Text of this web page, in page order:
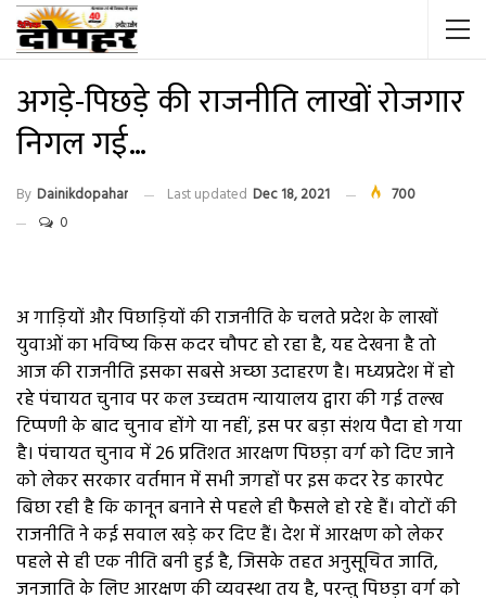
अगड़े-पिछड़े की राजनीति लाखों रोजगार
निगल गई…
By Dainikdopahar Last updated Dec 18, 2021
700
0
अ गाड़ियों और पिछाड़ियों की राजनीति के चलते प्रदेश के लाखों
युवाओं का भविष्य किस कदर चौपट हो रहा है, यह देखना है तो
आज की राजनीति इसका सबसे अच्छा उदाहरण है। मध्यप्रदेश में हो
रहे पंचायत चुनाव पर कल उच्चतम न्यायालय द्वारा की गई तल्ख
टिप्पणी के बाद चुनाव होंगे या नहीं, इस पर बड़ा संशय पैदा हो गया
है। पंचायत चुनाव में 26 प्रतिशत आरक्षण पिछड़ा वर्ग को दिए जाने
को लेकर सरकार वर्तमान में सभी जगहों पर इस कदर रेड कारपेट
बिछा रही है कि कानून बनाने से पहले ही फैसले हो रहे हैं। वोटों की
राजनीति ने कई सवाल खड़े कर दिए हैं। देश में आरक्षण को लेकर
पहले से ही एक नीति बनी हुई है, जिसके तहत अनुसूचित जाति,
जनजाति के लिए आरक्षण की व्यवस्था तय है, परन्तु पिछड़ा वर्ग को